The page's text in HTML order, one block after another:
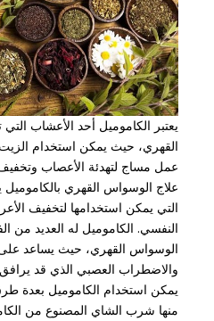
يعتبر الكاموميل أحد الأعشاب
القهري، حيث يمكن استخدام
عمل مساج لتهدئة الأعصاب
علاج الوسواس القهري بالكاموميل
التي يمكن استخدامها لتخفيف
النفسي. الكاموميل له العديد من
الوسواس القهري، حيث يساعد على
والاضطراب العصبي الذي قد
يمكن استخدام الكاموميل بعدة
منها شرب الشاي المصنوع من